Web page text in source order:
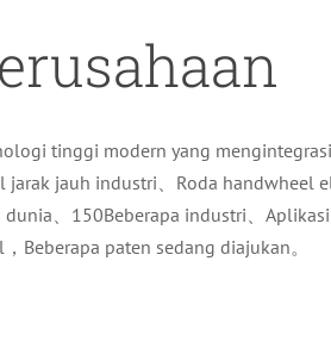
tinggi modern yang
jauh industri、Roda handwheel
、150Beberapa industri、
Beberapa paten sedang diajukan。